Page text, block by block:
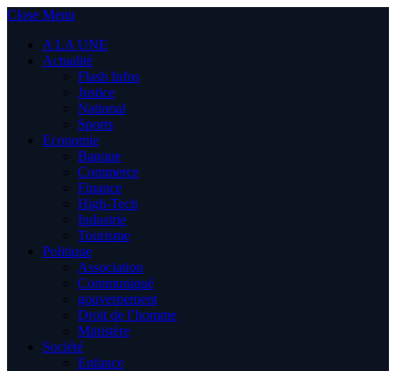
Close Menu
A LA UNE
Actualité
Flash Infos
Justice
National
Sports
Economie
Banque
Commerce
Finance
High-Tech
Industrie
Tourisme
Politique
Association
Communiqué
gouvernement
Droit de l’homme
Ministère
Société
Enfance